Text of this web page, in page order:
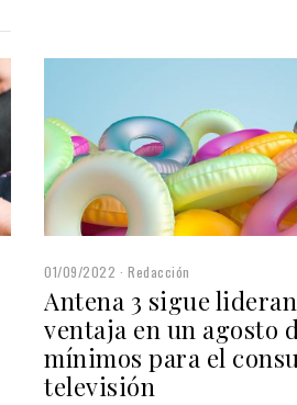
01/09/2022 Redacción
Antena 3 sigue
ventaja en un agosto
mínimos para el
televisión